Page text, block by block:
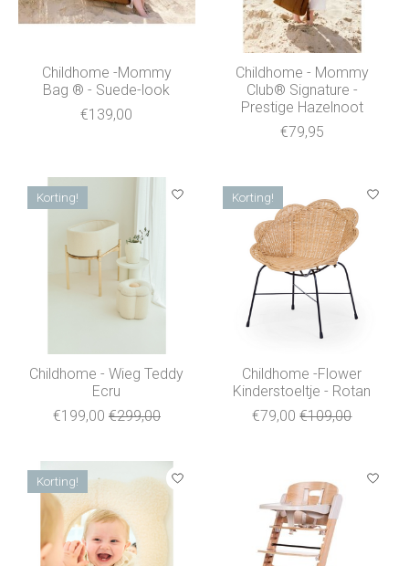
Childhome -Mommy
Bag ® - Suede-look
€139,00
Childhome - Mommy
Club® Signature -
Prestige Hazelnoot
€79,95
Korting!
Childhome - Wieg Teddy
Ecru
€199,00 €299,00
Korting!
Childhome -Flower
Kinderstoeltje - Rotan
€79,00 €109,00
Korting!